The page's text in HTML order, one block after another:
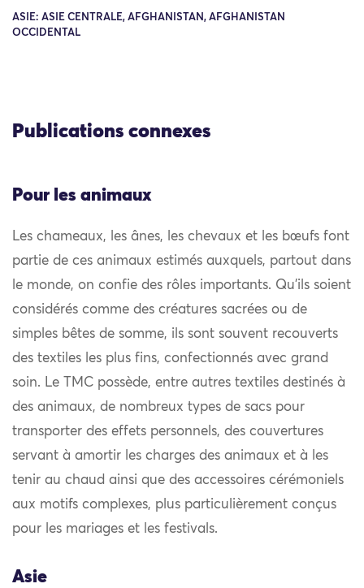
ASIE: ASIE CENTRALE, AFGHANISTAN, AFGHANISTAN
OCCIDENTAL
Publications connexes
Pour les animaux
Les chameaux, les ânes, les chevaux et les bœufs font
partie de ces animaux estimés auxquels, partout dans
le monde, on confie des rôles importants. Qu’ils soient
considérés comme des créatures sacrées ou de
simples bêtes de somme, ils sont souvent recouverts
des textiles les plus fins, confectionnés avec grand
soin. Le TMC possède, entre autres textiles destinés à
des animaux, de nombreux types de sacs pour
transporter des effets personnels, des couvertures
servant à amortir les charges des animaux et à les
tenir au chaud ainsi que des accessoires cérémoniels
aux motifs complexes, plus particulièrement conçus
pour les mariages et les festivals.
Asie